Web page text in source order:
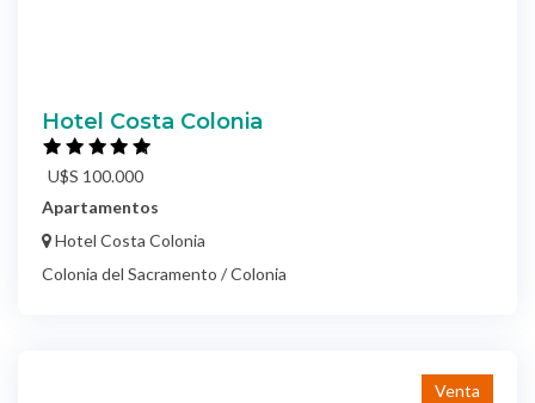
Hotel Costa Colonia
U$S 100.000
Apartamentos
Hotel Costa Colonia
Colonia del Sacramento / Colonia
Venta